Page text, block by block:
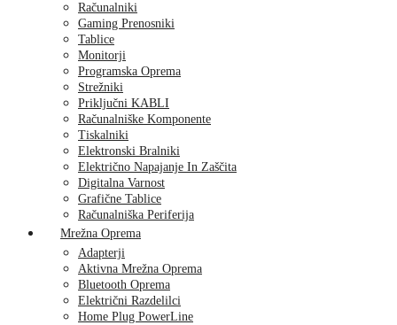
Računalniki
Gaming Prenosniki
Tablice
Monitorji
Programska Oprema
Strežniki
Priključni KABLI
Računalniške Komponente
Tiskalniki
Elektronski Bralniki
Električno Napajanje In Zaščita
Digitalna Varnost
Grafične Tablice
Računalniška Periferija
Mrežna Oprema
Adapterji
Aktivna Mrežna Oprema
Bluetooth Oprema
Električni Razdelilci
Home Plug PowerLine